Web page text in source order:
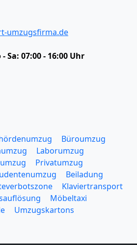
umzugsfirma.de
- Sa: 07:00 - 16:00 Uhr
Büroumzug
Laborumzug
Privatumzug
Beiladung
Klaviertransport
Möbeltaxi
Umzugskartons